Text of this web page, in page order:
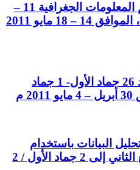
تطبيقات متقدمة لنظم المعلومات الجغرافية 11 –
15 جماد الثاني 1432 ه، الموافق 14 – 18 مايو 2011
■ ■ تصميم ثلاثي الابعاد 26 جماد الأول- 1 جماد
البيانات باستخدام
حزمة SPSS ه، 28 ربيع الثاني إلى 2 جماد الأول / 2